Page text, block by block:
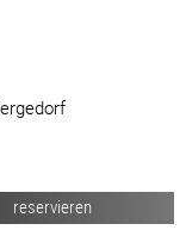
reservieren